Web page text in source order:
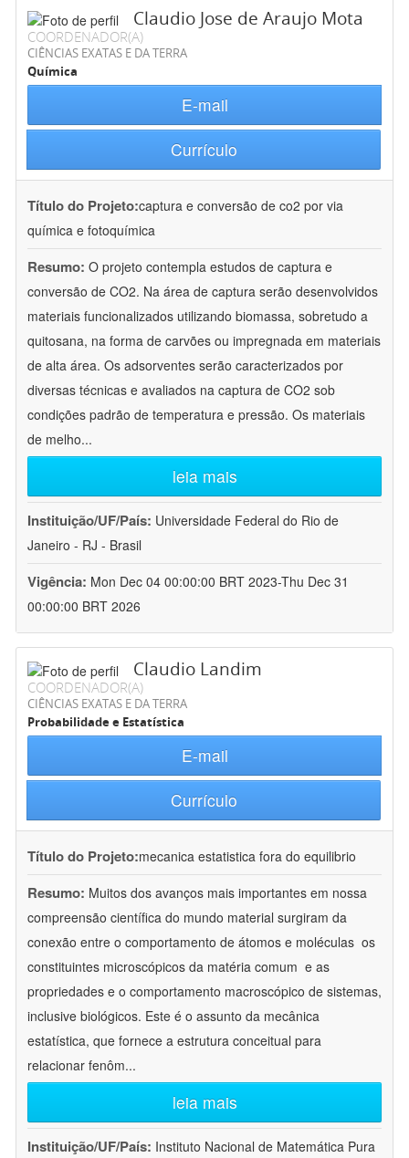
Claudio Jose de Araujo Mota
COORDENADOR(A)
CIÊNCIAS EXATAS E DA TERRA
Química
E-mail
Currículo
Título do Projeto:captura e conversão de co2 por via
química e fotoquímica
Resumo: O projeto contempla estudos de captura e
conversão de CO2. Na área de captura serão desenvolvidos
materiais funcionalizados utilizando biomassa, sobretudo a
quitosana, na forma de carvões ou impregnada em materiais
de alta área. Os adsorventes serão caracterizados por
diversas técnicas e avaliados na captura de CO2 sob
condições padrão de temperatura e pressão. Os materiais
de melho...
leia mais
Instituição/UF/País: Universidade Federal do Rio de
Janeiro - RJ - Brasil
Vigência: Mon Dec 04 00:00:00 BRT 2023-Thu Dec 31
00:00:00 BRT 2026
Claudio Landim
COORDENADOR(A)
CIÊNCIAS EXATAS E DA TERRA
Probabilidade e Estatística
E-mail
Currículo
Título do Projeto:mecanica estatistica fora do equilibrio
Resumo: Muitos dos avanços mais importantes em nossa
compreensão científica do mundo material surgiram da
conexão entre o comportamento de átomos e moléculas  os
constituintes microscópicos da matéria comum  e as
propriedades e o comportamento macroscópico de sistemas,
inclusive biológicos. Este é o assunto da mecânica
estatística, que fornece a estrutura conceitual para
relacionar fenôm...
leia mais
Instituição/UF/País: Instituto Nacional de Matemática Pura